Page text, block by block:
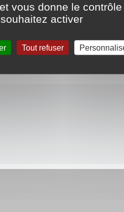
vous donne le
souhaitez activer
Tout refuser